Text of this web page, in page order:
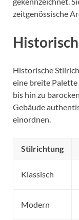
zeitgenössische
Historische
eine breite Palette
bis hin zu
Gebäude
einordnen.
Stilrichtung
Klassisch
Modern